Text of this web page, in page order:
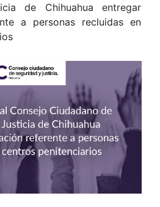
de Chihuahua entregar
a personas recluidas en